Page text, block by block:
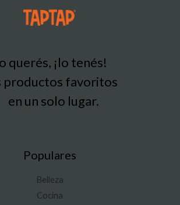
querés, ¡lo tenés!
productos favoritos
en un solo lugar.
Populares
Belleza
Cocina